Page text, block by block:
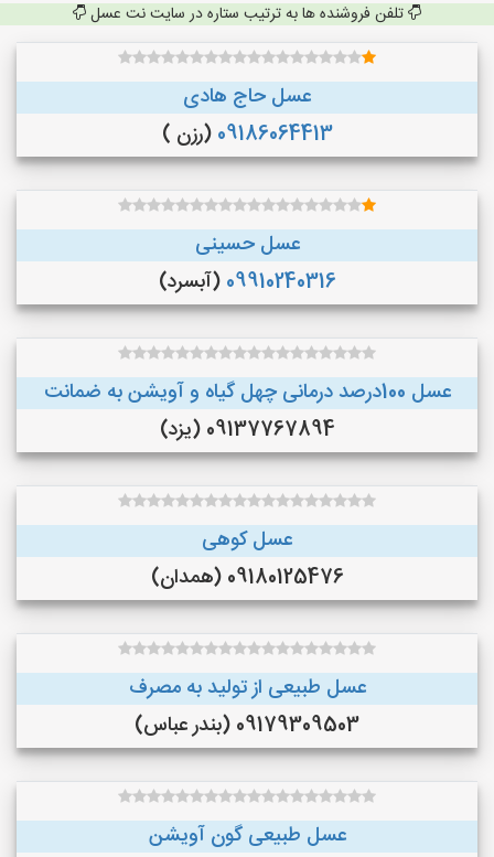
تلفن فروشنده ها به ترتیب ستاره در سایت نت عسل
عسل حاج هادی
09186064413 (رزن )
عسل حسینی
09910240316 (آبسرد)
عسل 100درصد درمانی چهل گیاه و آویشن به ضمانت
09137767894 (یزد)
عسل کوهی
09180125476 (همدان)
عسل طبیعی از تولید به مصرف
09179309503 (بندر عباس)
عسل طبیعی گون آویشن